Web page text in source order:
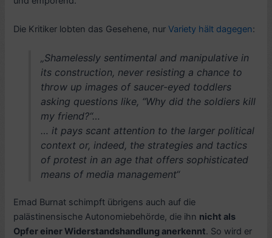
Die Kritiker lobten das Gesehene, nurVariety hält dagegen:
„Shamelessly sentimental and manipulative in
its construction, never resisting a chance to
throw up images of saucer-eyed toddlers
asking questions like, “Why did the soldiers kill
my friend?“…
… it pays scant attention to the larger political
context or, indeed, the strategies and tactics
of protest in an age that offers sophisticated
means of media management“
Emad Burnat schimpft übrigens auch auf die
palästinensische Autonomiebehörde, die ihn nicht als
Opfer einer Widerstandshandlung anerkennt. So wird er